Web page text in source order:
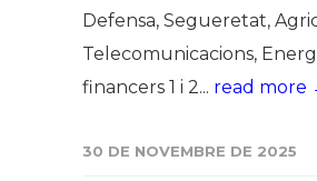
Defensa, Segueretat,
Telecomunicacions,
financers 1 i 2... read more
30 DE NOVEMBRE DE 2025